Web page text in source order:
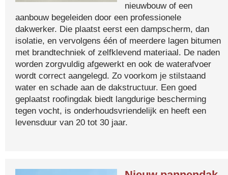
nieuwbouw of een
aanbouw begeleiden door een professionele
dakwerker. Die plaatst eerst een dampscherm, dan
isolatie, en vervolgens één of meerdere lagen bitumen
met brandtechniek of zelfklevend materiaal. De naden
worden zorgvuldig afgewerkt en ook de waterafvoer
wordt correct aangelegd. Zo voorkom je stilstaand
water en schade aan de dakstructuur. Een goed
geplaatst roofingdak biedt langdurige bescherming
tegen vocht, is onderhoudsvriendelijk en heeft een
levensduur van 20 tot 30 jaar.